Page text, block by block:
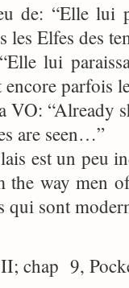
de: “Elle lui
les Elfes des
lui
encore parfois
VO: “Already
are seen…”
est un peu
the way men
qui sont
chap 9,